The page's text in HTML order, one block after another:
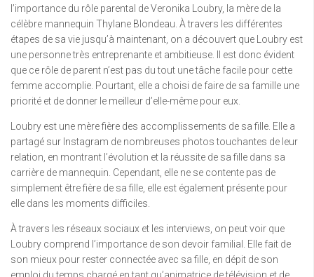
l’importance du rôle parental de Veronika Loubry, la mère de la
célèbre mannequin Thylane Blondeau. À travers les différentes
étapes de sa vie jusqu’à maintenant, on a découvert que Loubry est
une personne très entreprenante et ambitieuse. Il est donc évident
que ce rôle de parent n’est pas du tout une tâche facile pour cette
femme accomplie. Pourtant, elle a choisi de faire de sa famille une
priorité et de donner le meilleur d’elle-même pour eux.
Loubry est une mère fière des accomplissements de sa fille. Elle a
partagé sur Instagram de nombreuses photos touchantes de leur
relation, en montrant l’évolution et la réussite de sa fille dans sa
carrière de mannequin. Cependant, elle ne se contente pas de
simplement être fière de sa fille, elle est également présente pour
elle dans les moments difficiles.
À travers les réseaux sociaux et les interviews, on peut voir que
Loubry comprend l’importance de son devoir familial. Elle fait de
son mieux pour rester connectée avec sa fille, en dépit de son